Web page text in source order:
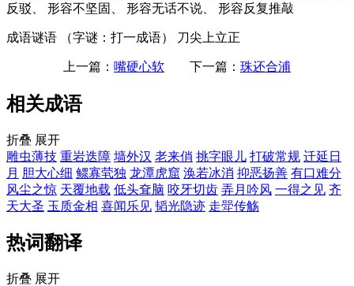
反驳、 形容不坚固、 形容无话不说、 形容反复推敲
成语谜语 （字谜：打一成语） 刀尖上立正
上一篇： 嘴硬心软 下一篇： 珠还合浦
相关成语
折叠 展开
雕虫薄技 重岩迭障 墙外汉 老来俏 挑字眼儿 打破常规 迁延日
月 胆大心细 鳏寡茕独 龙潭虎窟 涣若冰消 抑恶扬善 有口难分
风尘之惊 天覆地载 低头耷脑 咬牙切齿 弄月吟风 一得之见 齐
天大圣 玉质金相 喜闻乐见 韬光隐迹 走斝传觞
热词翻译
折叠 展开